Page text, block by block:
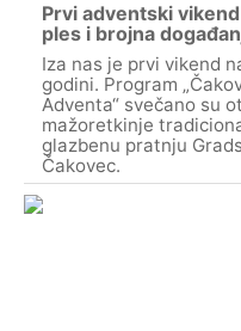
Prvi adventski
ples i brojna
Iza nas je prvi vikend
godini. Program
Adventa“ svečano su
mažoretkinje
glazbenu pratnju
Čakovec.